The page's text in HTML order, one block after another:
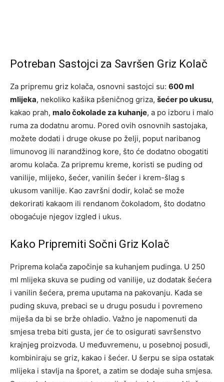
Potreban Sastojci za Savršen Griz Kolač
Za pripremu griz kolača, osnovni sastojci su: 600 ml
mlijeka, nekoliko kašika pšeničnog griza, šećer po ukusu,
kakao prah, malo čokolade za kuhanje, a po izboru i malo
ruma za dodatnu aromu. Pored ovih osnovnih sastojaka,
možete dodati i druge okuse po želji, poput naribanog
limunovog ili narandžinog kore, što će dodatno obogatiti
aromu kolača. Za pripremu kreme, koristi se puding od
vanilije, mlijeko, šećer, vanilin šećer i krem-šlag s
ukusom vanilije. Kao završni dodir, kolač se može
dekorirati kakaom ili rendanom čokoladom, što dodatno
obogaćuje njegov izgled i ukus.
Kako Pripremiti Sočni Griz Kolač
Priprema kolača započinje sa kuhanjem pudinga. U 250
ml mlijeka skuva se puding od vanilije, uz dodatak šećera
i vanilin šećera, prema uputama na pakovanju. Kada se
puding skuva, prebaci se u drugu posudu i povremeno
miješa da bi se brže ohladio. Važno je napomenuti da
smjesa treba biti gusta, jer će to osigurati savršenstvo
krajnjeg proizvoda. U međuvremenu, u posebnoj posudi,
kombiniraju se griz, kakao i šećer. U šerpu se sipa ostatak
mlijeka i stavlja na šporet, a zatim se dodaje suha smjesa.